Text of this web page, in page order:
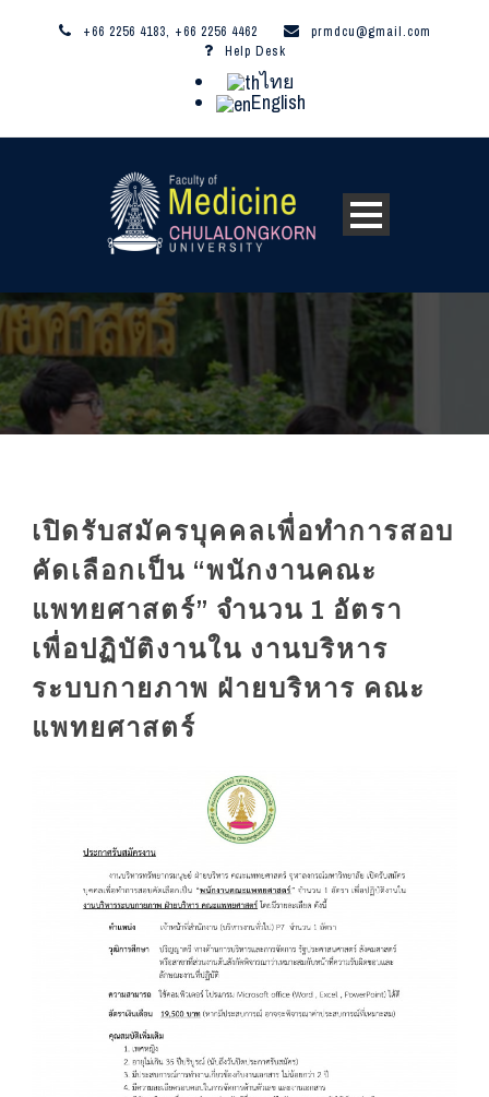
+66 2256 4183, +66 2256 4462
prmdcu@gmail.com
Help Desk
ไทย
English
เปิดรับสมัครบุคคลเพื่อทำการสอบ
คัดเลือกเป็น “พนักงานคณะ
แพทยศาสตร์” จำนวน 1 อัตรา
เพื่อปฏิบัติงานใน งานบริหาร
ระบบกายภาพ ฝ่ายบริหาร คณะ
แพทยศาสตร์